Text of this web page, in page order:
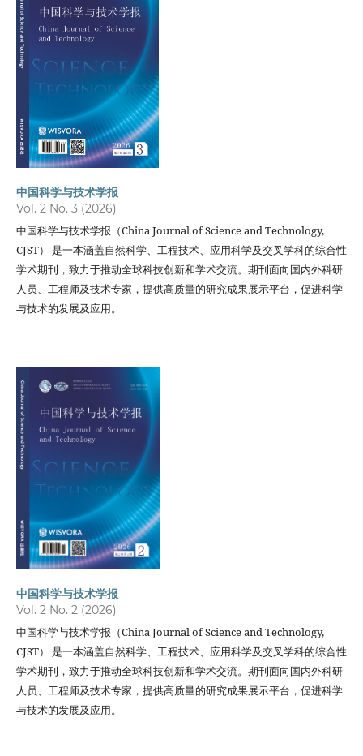
中国科学与技术学报
Vol. 2 No. 3 (2026)
中国科学与技术学报（China Journal of Science and Technology,
CJST） 是一本涵盖自然科学、工程技术、应用科学及交叉学科的综合性
学术期刊，致力于推动全球科技创新和学术交流。期刊面向国内外科研
人员、工程师及技术专家，提供高质量的研究成果展示平台，促进科学
与技术的发展及应用。
中国科学与技术学报
Vol. 2 No. 2 (2026)
中国科学与技术学报（China Journal of Science and Technology,
CJST） 是一本涵盖自然科学、工程技术、应用科学及交叉学科的综合性
学术期刊，致力于推动全球科技创新和学术交流。期刊面向国内外科研
人员、工程师及技术专家，提供高质量的研究成果展示平台，促进科学
与技术的发展及应用。